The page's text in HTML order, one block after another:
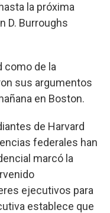
la próxima
D. Burroughs
como de la
sus argumentos
en Boston.
de Harvard
federales han
marcó la
ejecutivos para
establece que